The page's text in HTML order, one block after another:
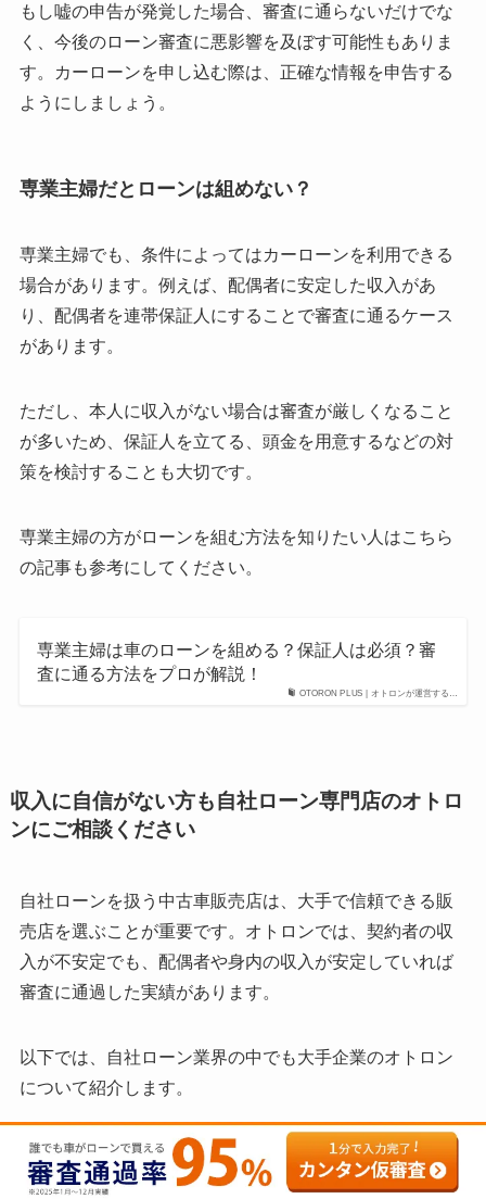
もし嘘の申告が発覚した場合、審査に通らないだけでな
く、今後のローン審査に悪影響を及ぼす可能性もありま
す。カーローンを申し込む際は、正確な情報を申告する
ようにしましょう。
専業主婦だとローンは組めない？
専業主婦でも、条件によってはカーローンを利用できる
場合があります。例えば、配偶者に安定した収入があ
り、配偶者を連帯保証人にすることで審査に通るケース
があります。
ただし、本人に収入がない場合は審査が厳しくなること
が多いため、保証人を立てる、頭金を用意するなどの対
策を検討することも大切です。
専業主婦の方がローンを組む方法を知りたい人はこちら
の記事も参考にしてください。
OTORON PLUS | オトロンが運営する…
専業主婦は車のローンを組める？保証人は必須？審
査に通る方法をプロが解説！
収入に自信がない方も自社ローン専門店のオトロ
ンにご相談ください
自社ローンを扱う中古車販売店は、大手で信頼できる販
売店を選ぶことが重要です。オトロンでは、契約者の収
入が不安定でも、配偶者や身内の収入が安定していれば
審査に通過した実績があります。
以下では、自社ローン業界の中でも大手企業のオトロン
について紹介します。
オトロンの自社ローンは審査通過率95％